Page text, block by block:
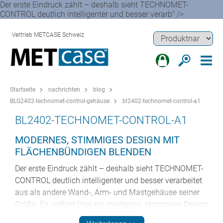
Der erste Eindruck zählt – deshalb sieht TECHNOMET-
CONTROL deutlich intelligenter und besser verarb" />
Vertrieb METCASE Schweiz
Startseite nachrichten
blog
BLG2402-technomet-control-gehäuse
bl2402-technomet-control-a1
BL2402-TECHNOMET-CONTROL-A1
MODERNES, STIMMIGES DESIGN MIT
FLÄCHENBÜNDIGEN BLENDEN
Der erste Eindruck zählt – deshalb sieht TECHNOMET-
CONTROL deutlich intelligenter und besser verarbeitet
aus als andere Wand-, Arm- und Mastgehäuse seiner
Größe. Es verfügt über ein modernes, stimmiges Design
mit Druckguss-Lünetten, die bündig mit dem